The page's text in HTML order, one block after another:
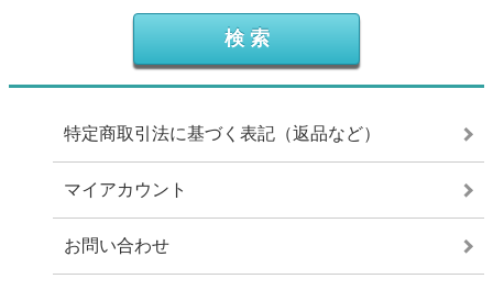
特定商取引法に基づく表記（返品など）
マイアカウント
お問い合わせ